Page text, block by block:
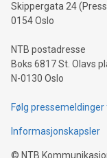
Skippergata 24
0154 Oslo
NTB postadresse
Boks 6817 St. Olavs
N-0130 Oslo
Følg
Informasjonskapsler
© NTB